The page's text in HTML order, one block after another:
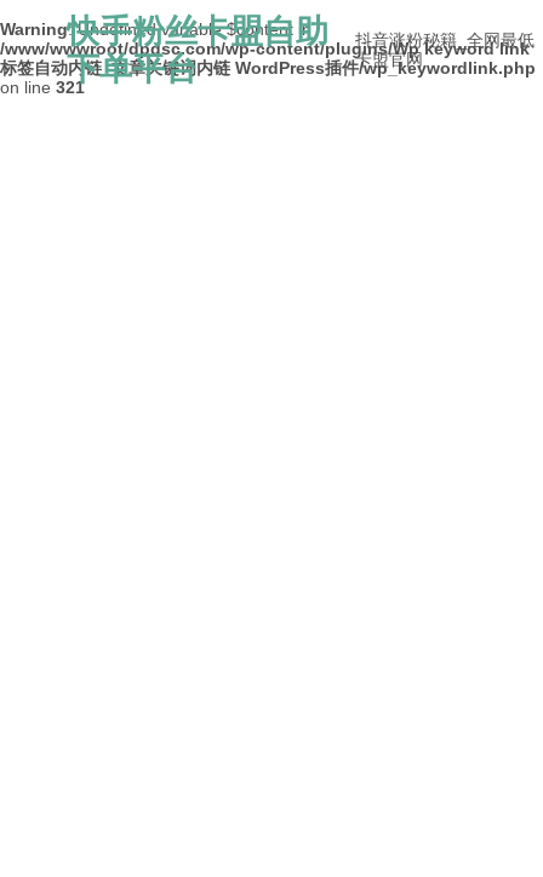
Warning: Undefined variable $content in
/www/wwwroot/dpdsc.com/wp-content/plugins/Wp keyword link
标签自动内链_文章关键词内链 WordPress插件/wp_keywordlink.php
on line 321
快手粉丝卡盟自助
下单平台
抖音涨粉秘籍_全网最低
卡盟官网